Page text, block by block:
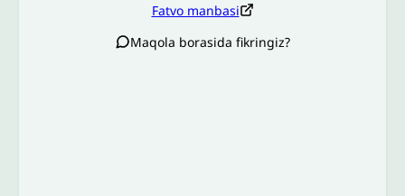
Fatvo manbasi
Maqola borasida fikringiz?